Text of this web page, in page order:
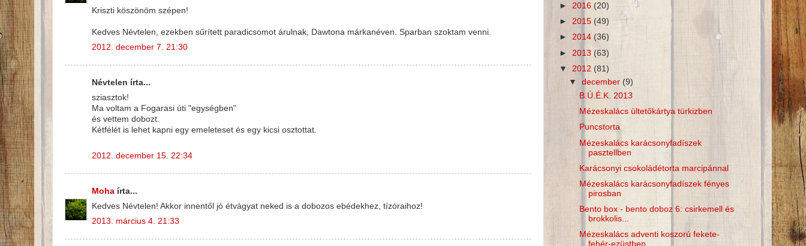
Kriszti köszönöm szépen!
Kedves Névtelen, ezekben sűrített paradicsomot árulnak, Dawtona márkanéven. Sparban szoktam venni.
2012. december 7. 21:30
Névtelen írta...
sziasztok!
Ma voltam a Fogarasi úti "egységben"
és vettem dobozt.
Kétfélét is lehet kapni egy emeleteset és egy kicsi osztottat.
2012. december 15. 22:34
Moha írta...
Kedves Névtelen! Akkor innentől jó étvágyat neked is a dobozos ebédekhez, tízóraihoz!
2013. március 4. 21:33
► 2016 (20)
► 2015 (49)
► 2014 (36)
► 2013 (63)
▼ 2012 (81)
▼december (9)
B.Ú.É.K. 2013
Mézeskalács ültetőkártya türkizben
Puncstorta
Mézeskalács karácsonyfadíszek
pasztellben
Karácsonyi csokoládétorta marcipánnal
Mézeskalács karácsonyfadíszek fényes
pirosban
Bento box - bento doboz 6: csirkemell és
brokkolis...
Mézeskalács adventi koszorú fekete-
fehér-ezüstben